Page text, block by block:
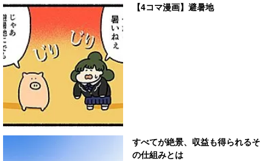
【4コマ漫画】避暑地
すべてが絶景、収益も得られるそ
の仕組みとは